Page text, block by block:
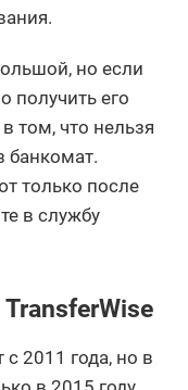
но если
получить его
в том, что нельзя
банкомат.
только после
в службу
с 2011 года, но в